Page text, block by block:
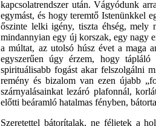
kapcsolatrendszer után. Vágyódunk
egymást, és hogy teremtő Istenünkkel
őszinte lelki igény, tiszta éhség, mely
mindannyian egy új korszak, egy nagy
a múltat, az utolsó húsz évet a maga
egyszerűen úgy érzem, hogy
spirituálisabb fogást akar felszolgálni
remény és bizalom van ezen újabb
szárnyalásainkat lezáró plafonnál,
előtti beáramló hatalmas fényben,
Szeretettel bátorítalak, ne féljetek a